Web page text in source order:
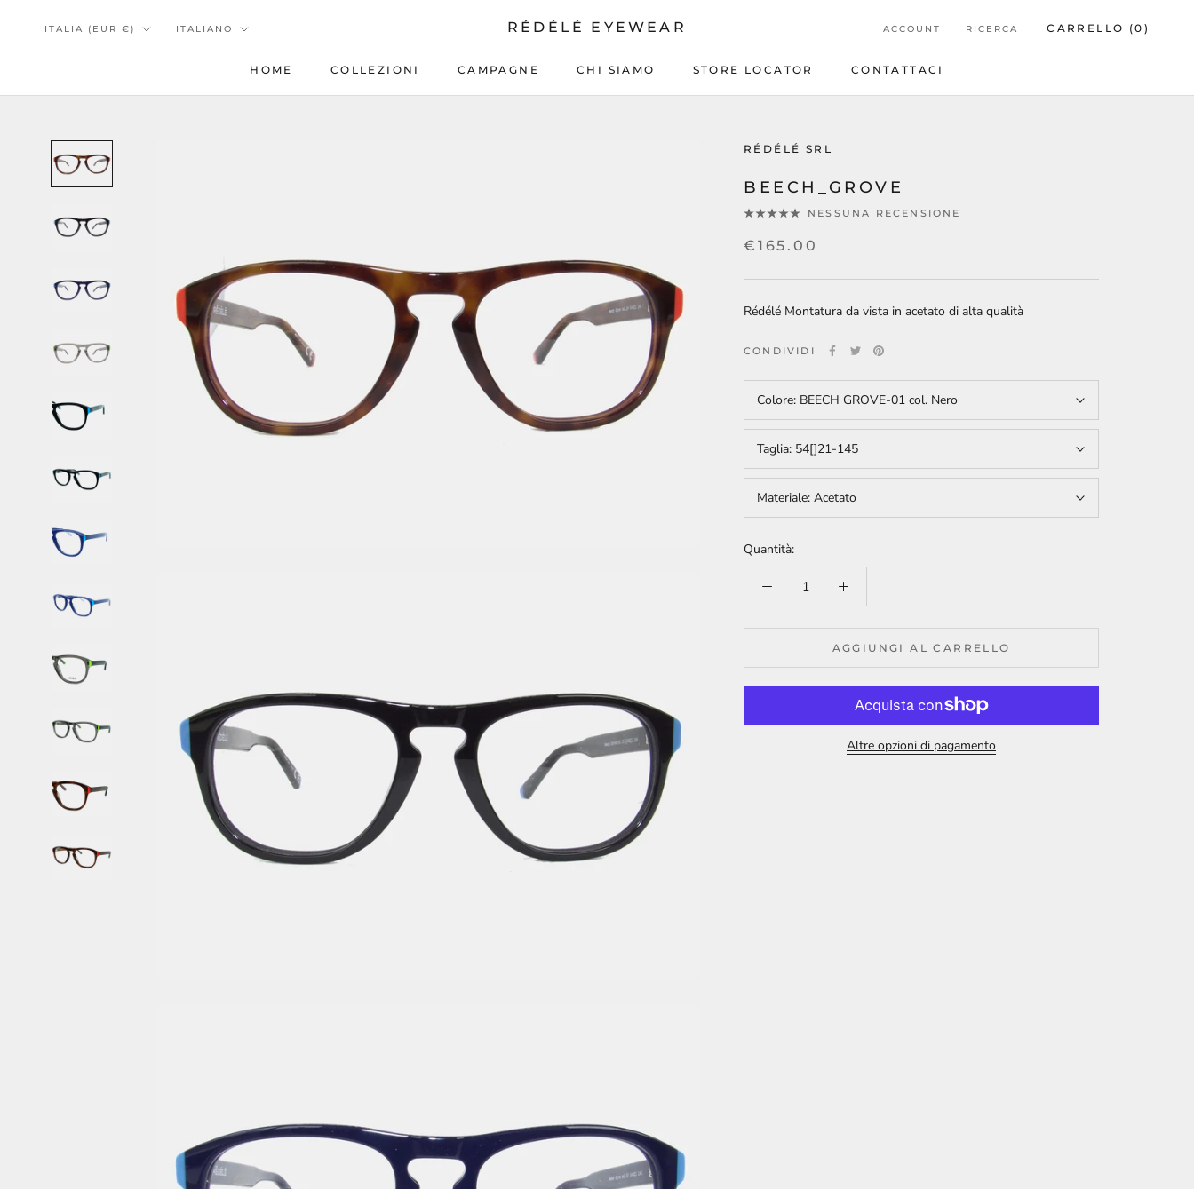
HOME
COLLEZIONI
CAMPAGNE
CHI SIAMO
STORE LOCATOR
CONTATTACI
Paese/Area
ITALIA (EUR €) Lingua
ITALIANO RÉDÉLÉ EYEWEAR ACCOUNT RICERCA CARRELLO (0 )
RÉDÉLÉ SRL
BEECH_GROVE
NESSUNA RECENSIONE
€165.00
Rédélé Montatura da vista in acetato di alta qualità
CONDIVIDI
Colore: BEECH GROVE-01 col. Nero
Taglia: 54[]21-145
Materiale: Acetato
Quantità:
AGGIUNGI AL CARRELLO
Altre opzioni di pagamento